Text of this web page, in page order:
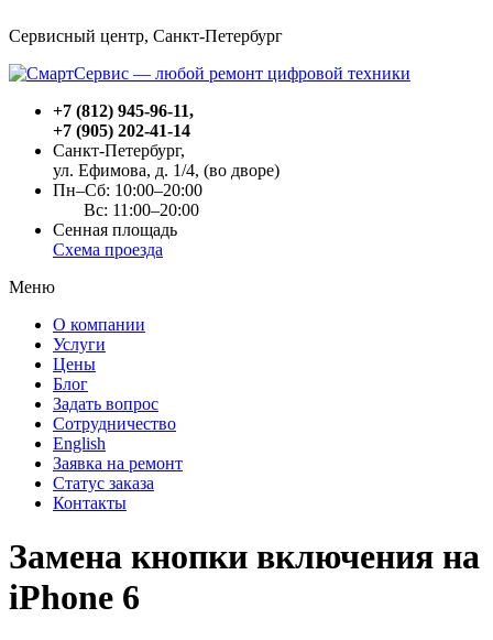
Сервисный центр, Cанкт-Петербург
+7 (812) 945-96-11,
+7 (905) 202-41-14
Санкт-Петербург,
ул. Ефимова, д. 1/4, (во дворе)
Пн–Сб: 10:00–20:00
Вс: 11:00–20:00
Сенная площадь
Схема проезда
Меню
О компании
Услуги
Цены
Блог
Задать вопрос
Сотрудничество
English
Заявка на ремонт
Статус заказа
Контакты
Замена кнопки включения на
iPhone 6